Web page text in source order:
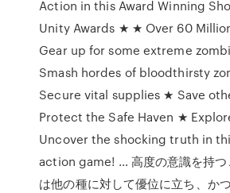
Action in this Award Winning
Unity Awards ★ ★ Over 60
Gear up for some extreme
Smash hordes of bloodthirsty
Secure vital supplies ★ Save
Protect the Safe Haven ★
Uncover the shocking truth in
action game! … 高度の意識を持つ
は他の種に対して優位に立ち、か